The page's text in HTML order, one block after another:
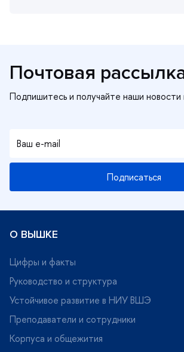
Почтовая
Подписаться
О ВЫШКЕ
Цифры и факты
Руководство и структура
Устойчивое развитие в НИУ ВШЭ
Преподаватели и сотрудники
Корпуса и общежития